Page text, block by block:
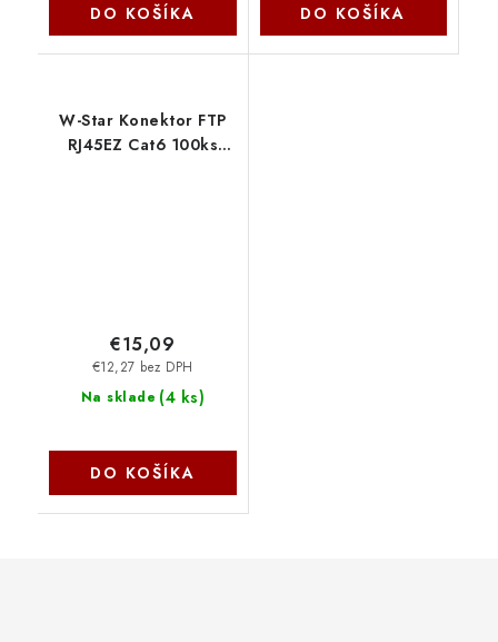
DO KOŠÍKA DO KOŠÍKA
W-Star Konektor FTP
RJ45EZ Cat6 100ks
Na sklade (4 ks)
€12,27 bez DPH
€15,09
DO KOŠÍKA